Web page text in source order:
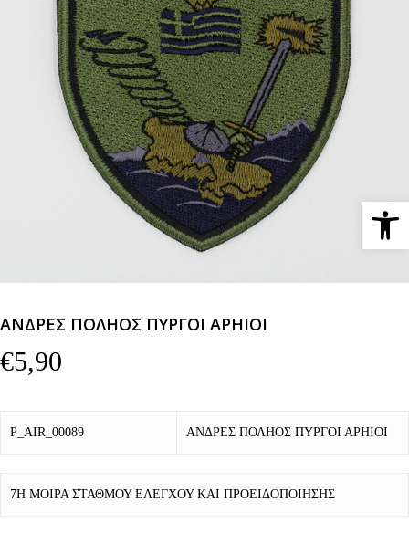
ΑΝΔΡΕΣ ΠΟΛΗΟΣ ΠΥΡΓΟΙ ΑΡΗΙΟΙ
€5,90
P_AIR_00089 ΑΝΔΡΕΣ ΠΟΛΗΟΣ ΠΥΡΓΟΙ ΑΡΗΙΟΙ
7Η ΜΟΙΡΑ ΣΤΑΘΜΟΥ ΕΛΕΓΧΟΥ ΚΑΙ ΠΡΟΕΙΔΟΠΟΙΗΣΗΣ